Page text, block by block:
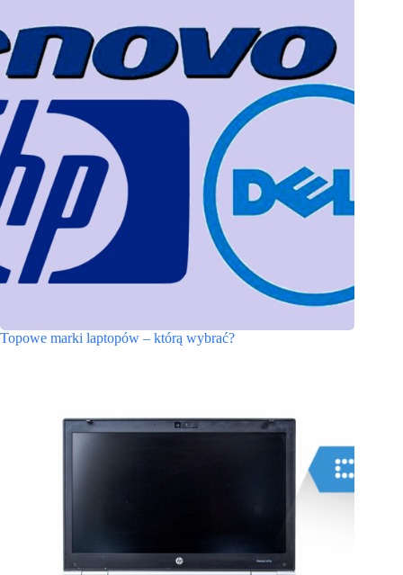
Topowe marki laptopów – którą wybrać?